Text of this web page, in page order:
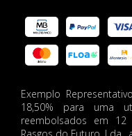
Exemplo
18,50% para uma
reembolsados em 12